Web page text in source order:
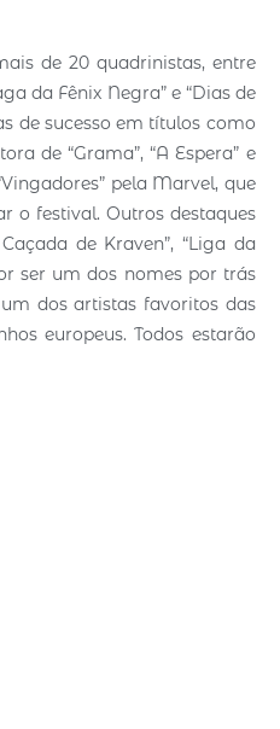
de 20 quadrinistas, entre
da Fênix Negra” e “Dias de
de sucesso em títulos como
de “Grama”, “A Espera” e
pela Marvel, que
o festival. Outros destaques
de Kraven”, “Liga da
ser um dos nomes por trás
dos artistas favoritos das
europeus. Todos estarão